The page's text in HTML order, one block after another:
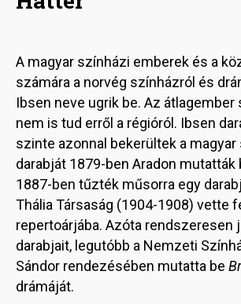
A magyar színházi emberek és a
számára a norvég színházról és
Ibsen neve ugrik be. Az átlagember
nem is tud erről a régióról. Ibsen
szinte azonnal bekerültek a
darabját 1879-ben Aradon mutatták
1887-ben tűzték műsorra egy
Thália Társaság (1904-1908) vette
repertoárjába. Azóta rendszeresen
darabjait, legutóbb a Nemzeti
Sándor rendezésében mutatta be
drámáját.